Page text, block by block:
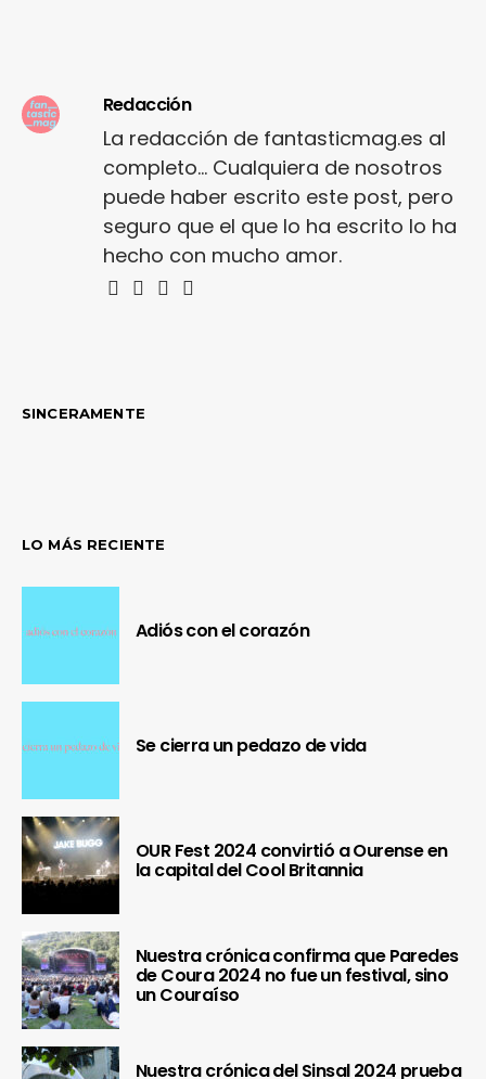
Redacción
La redacción de fantasticmag.es al
completo... Cualquiera de nosotros
puede haber escrito este post, pero
seguro que el que lo ha escrito lo ha
hecho con mucho amor.
SINCERAMENTE
LO MÁS RECIENTE
Adiós con el corazón
Se cierra un pedazo de vida
OUR Fest 2024 convirtió a Ourense en
la capital del Cool Britannia
Nuestra crónica confirma que Paredes
de Coura 2024 no fue un festival, sino
un Couraíso
Nuestra crónica del Sinsal 2024 prueba